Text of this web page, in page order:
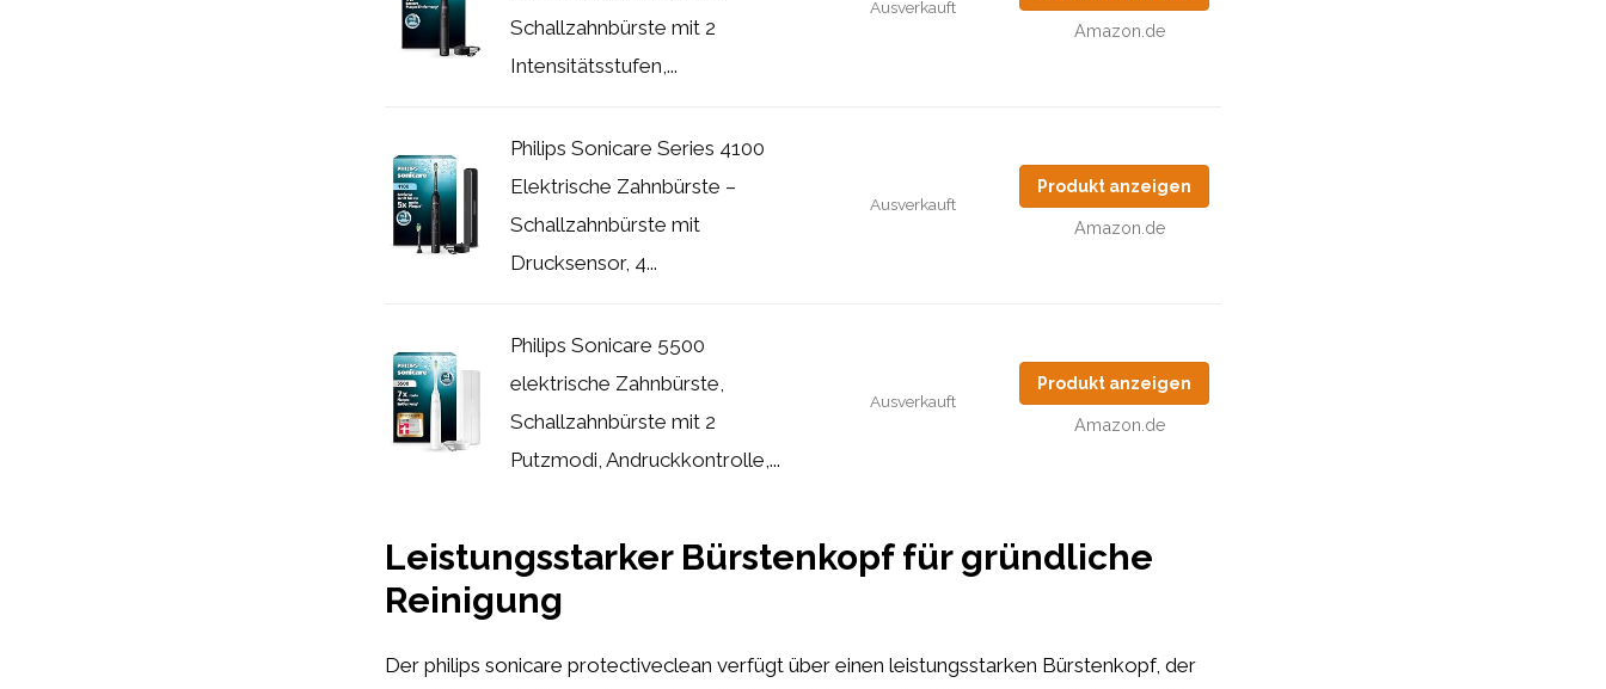
Schallzahnbürste mit 2
Intensitätsstufen,...
Ausverkauft
Amazon.de
Philips Sonicare Series 4100
Elektrische Zahnbürste –
Schallzahnbürste mit
Drucksensor, 4...
Ausverkauft
Produkt anzeigen
Amazon.de
Philips Sonicare 5500
elektrische Zahnbürste,
Schallzahnbürste mit 2
Putzmodi, Andruckkontrolle,...
Ausverkauft
Produkt anzeigen
Amazon.de
Leistungsstarker Bürstenkopf für gründliche
Reinigung
Der philips sonicare protectiveclean verfügt über einen leistungsstarken Bürstenkopf, der